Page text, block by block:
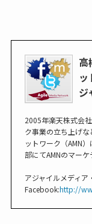
高
ッ
ジ
2005年楽天株式会
ク事業の立ち上げ
ットワーク（AMN
部にてAMNのマー
アジャイルメディア
Facebook:http://